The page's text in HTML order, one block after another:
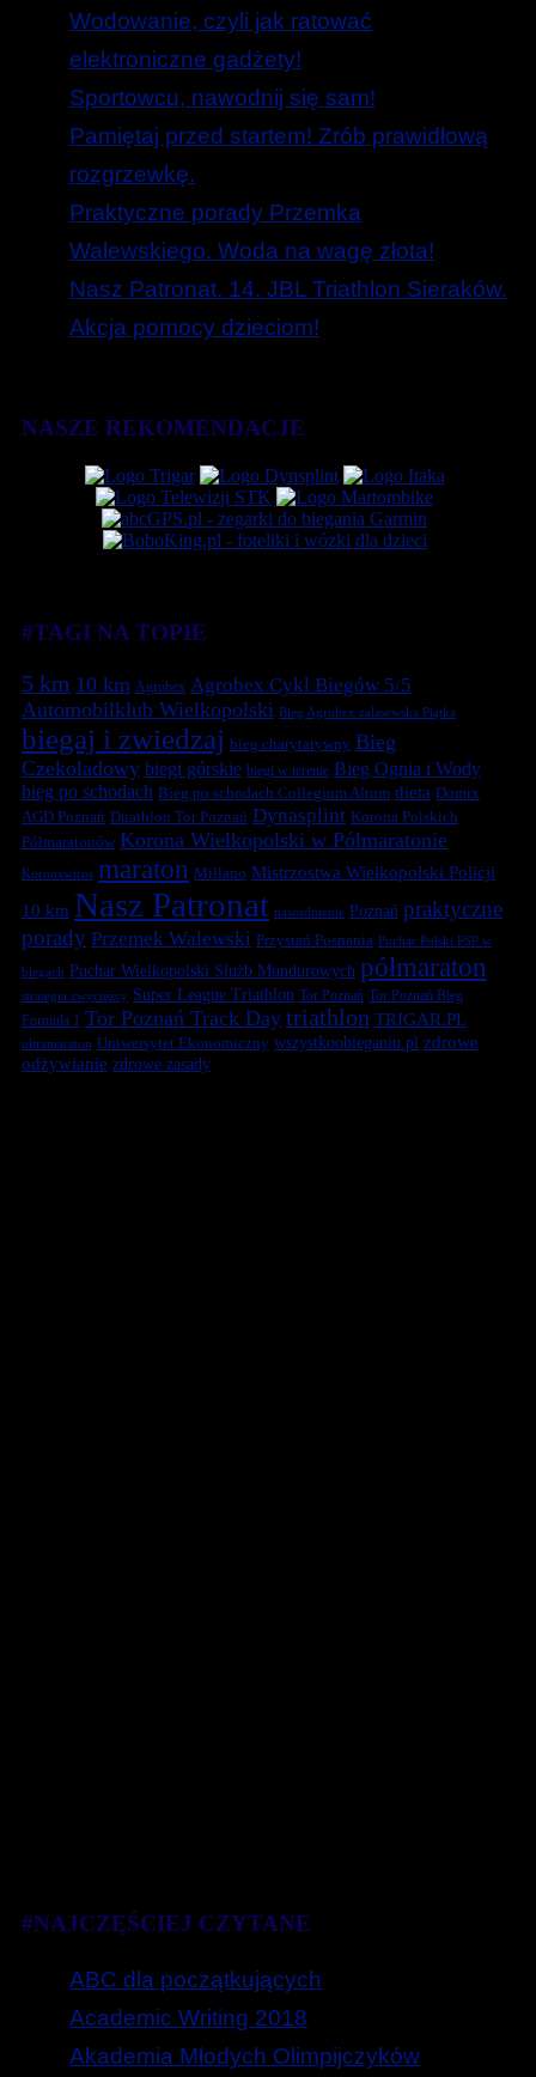
Wodowanie, czyli jak ratować
elektroniczne gadżety!
Sportowcu, nawodnij się sam!
Pamiętaj przed startem! Zrób prawidłową
rozgrzewkę.
Praktyczne porady Przemka
Walewskiego. Woda na wagę złota!
Nasz Patronat. 14. JBL Triathlon Sieraków.
Akcja pomocy dzieciom!
NASZE REKOMENDACJE
#TAGI NA TOPIE
5 km 10 km Agrobex Agrobex Cykl Biegów 5/5
Automobilklub Wielkopolski Bieg Agrobex zalasewska Piątka
biegaj i zwiedzaj bieg charytatywny Bieg
Czekoladowy biegi górskie biegi w terenie Bieg Ognia i Wody
bieg po schodach Bieg po schodach Collegium Altum dieta Domix
AGD Poznań Duathlon Tor Poznań Dynasplint Korona Polskich
Półmaratonów Korona Wielkopolski w Półmaratonie
Koronawirus maraton Millano Mistrzostwa Wielkopolski Policji
10 km Nasz Patronat nawodnienie Poznań praktyczne
porady Przemek Walewski Przystań Posnania Puchar Polski PSP w
biegach Puchar Wielkopolski Służb Mundurowych półmaraton
strategia zwycięzcy Super League Triathlon Tor Poznań Tor Poznań Bieg
Formuła 1 Tor Poznań Track Day triathlon TRIGAR.PL
ultramaraton Uniwersytet Ekonomiczny wszystkoobieganiu.pl zdrowe
odżywianie zdrowe zasady
#NAJCZĘŚCIEJ CZYTANE
ABC dla początkujących
Academic Writing 2018
Akademia Młodych Olimpijczyków